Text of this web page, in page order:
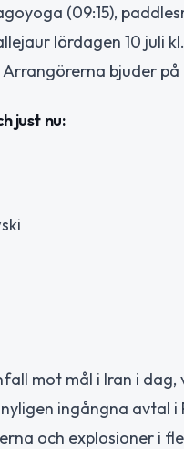
(09:15),
lördagen 10 juli
bjuder
just nu:
mot mål i Iran i
ingångna avtal
och explosioner i